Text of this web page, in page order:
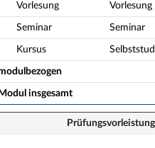
Vorlesung Vorlesung
Seminar Seminar
Kursus
insgesamt
Prüfungsvorleistung